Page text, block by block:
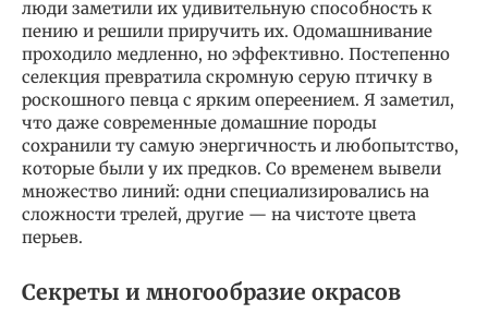
люди заметили их удивительную способность к
пению и решили приручить их. Одомашнивание
проходило медленно, но эффективно. Постепенно
селекция превратила скромную серую птичку в
роскошного певца с ярким опереением. Я заметил,
что даже современные домашние породы
сохранили ту самую энергичность и любопытство,
которые были у их предков. Со временем вывели
множество линий: одни специализировались на
сложности трелей, другие — на чистоте цвета
перьев.
Секреты и многообразие окрасов